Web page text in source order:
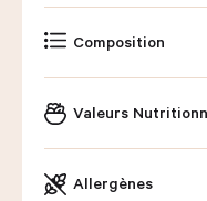
Composition
Valeurs
Allergènes